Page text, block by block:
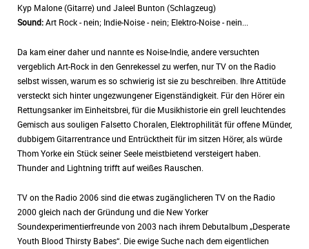
Kyp Malone (Gitarre) und Jaleel Bunton (Schlagzeug)
Sound:Art Rock - nein; Indie-Noise - nein; Elektro-Noise - nein...
Da kam einer daher und nannte es Noise-Indie, andere versuchten
vergeblich Art-Rock in den Genrekessel zu werfen, nur TV on the Radio
selbst wissen, warum es so schwierig ist sie zu beschreiben. Ihre Attitüde
versteckt sich hinter ungezwungener Eigenständigkeit. Für den Hörer ein
Rettungsanker im Einheitsbrei, für die Musikhistorie ein grell leuchtendes
Gemisch aus souligen Falsetto Choralen, Elektrophilität für offene Münder,
dubbigem Gitarrentrance und Entrücktheit für im sitzen Hörer, als würde
Thom Yorke ein Stück seiner Seele meistbietend versteigert haben.
Thunder and Lightning trifft auf weißes Rauschen.
TV on the Radio 2006 sind die etwas zugänglicheren TV on the Radio
2000 gleich nach der Gründung und die New Yorker
Soundexperimentierfreunde von 2003 nach ihrem Debutalbum „Desperate
Youth Blood Thirsty Babes“. Die ewige Suche nach dem eigentlichen